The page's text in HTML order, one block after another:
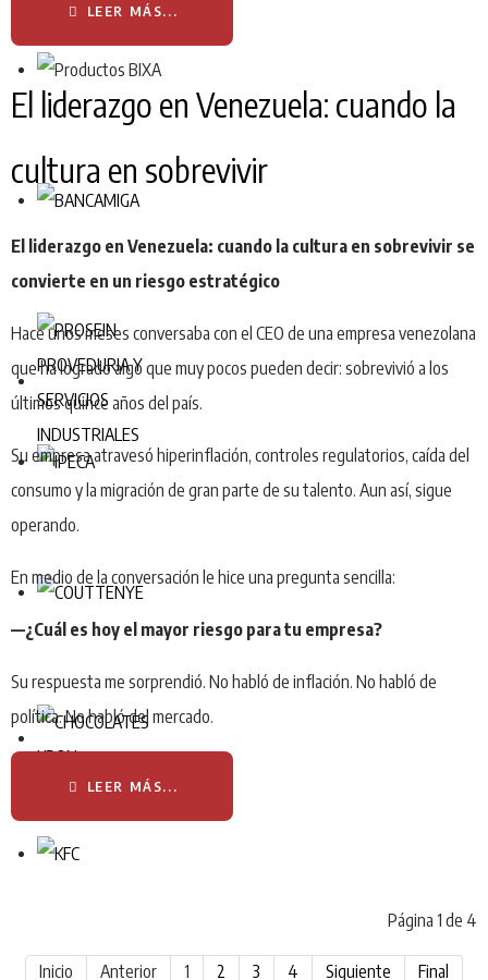
LEER MÁS...
El liderazgo en Venezuela: cuando la
cultura en sobrevivir
El liderazgo en Venezuela: cuando la cultura en sobrevivir se
convierte en un riesgo estratégico
Hace unos meses conversaba con el CEO de una empresa venezolana
que ha logrado algo que muy pocos pueden decir: sobrevivió a los
últimos quince años del país.
Su empresa atravesó hiperinflación, controles regulatorios, caída del
consumo y la migración de gran parte de su talento. Aun así, sigue
operando.
En medio de la conversación le hice una pregunta sencilla:
—¿Cuál es hoy el mayor riesgo para tu empresa?
Su respuesta me sorprendió. No habló de inflación. No habló de
política. No habló del mercado.
LEER MÁS...
Página 1 de 4
Inicio Anterior 1 2 3 4 Siguiente Final